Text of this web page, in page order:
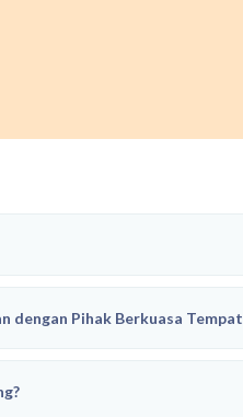
Pihak Berkuasa